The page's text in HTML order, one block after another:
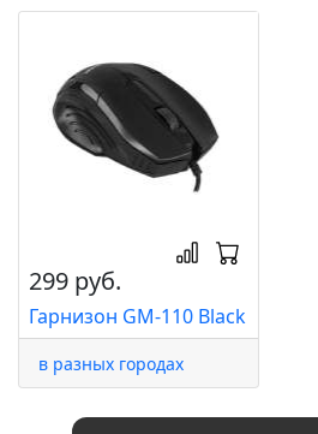
299 руб.
Гарнизон GM-110 Black
в разных городах